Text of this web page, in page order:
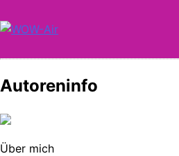
to
WOW-Air
Autoreninfo
Über mich